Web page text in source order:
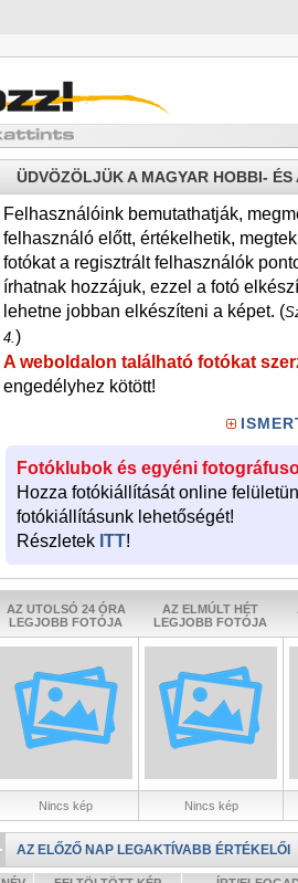
ÜDVÖZÖLJÜK A MAGYAR HOBBI-
Felhasználóink bemutathatják,
felhasználó előtt, értékelhetik,
fotókat a regisztrált felhasználók
írhatnak hozzájuk, ezzel a fotó
lehetne jobban elkészíteni a képet. (
4.)
A weboldalon található fotókat
engedélyhez kötött!
Fotóklubok és egyéni
Hozza fotókiállítását online
fotókiállításunk lehetőségét!
Részletek ITT!
AZ UTOLSÓ 24 ÓRA
LEGJOBB FOTÓJA
AZ ELMÚLT HÉT
LEGJOBB FOTÓJA
Nincs kép Nincs kép
AZ ELŐZŐ NAP LEGAKTÍVABB ÉRTÉKELŐI